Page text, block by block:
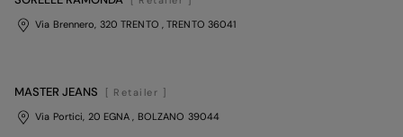
Via Brennero, 320 TRENTO , TRENTO 36041
MASTER JEANS
[ Retailer ]
Via Portici, 20 EGNA, BOLZANO 39044